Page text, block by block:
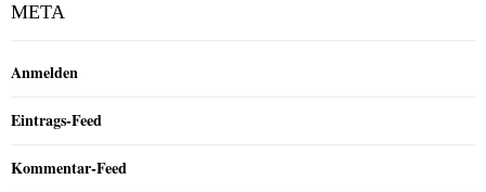
META
Anmelden
Eintrags-Feed
Kommentar-Feed